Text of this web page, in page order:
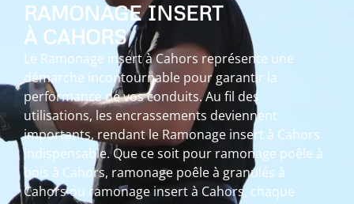
RAMONAGE INSERT
À CAHORS
Le Ramonage insert à Cahors représente une
démarche incontournable pour garantir la
performance de vos conduits. Au fil des
utilisations, les encrassements deviennent
importants, rendant le Ramonage insert à Cahors
indispensable. Que ce soit pour ramonage poêle à
bois à Cahors, ramonage poêle à granulés à
Cahors ou ramonage insert à Cahors, chaque